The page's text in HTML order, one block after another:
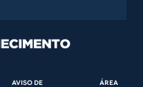
AVISO DE
ÁREA